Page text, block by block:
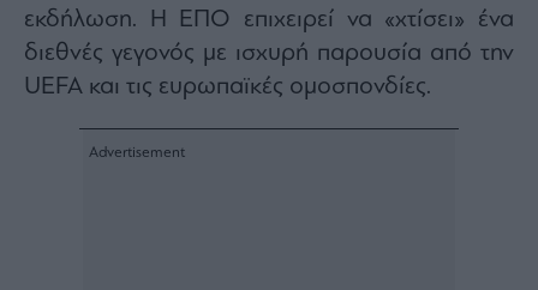
Creative
Content
εκδήλωση. Η ΕΠΟ επιχειρεί να «χτίσει» ένα
διεθνές γεγονός με ισχυρή παρουσία από την
UEFA και τις ευρωπαϊκές ομοσπονδίες.